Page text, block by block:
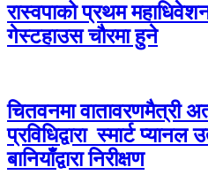
रास्वपाको प्रथम
गेस्टहाउस चौरमा हुने
चितवनमा वातावरणमैत्री
प्रविधिद्वारा स्मार्ट
बानियाँद्वारा निरीक्षण